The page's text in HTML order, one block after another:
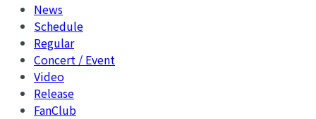
News
Schedule
Regular
Concert / Event
Video
Release
FanClub